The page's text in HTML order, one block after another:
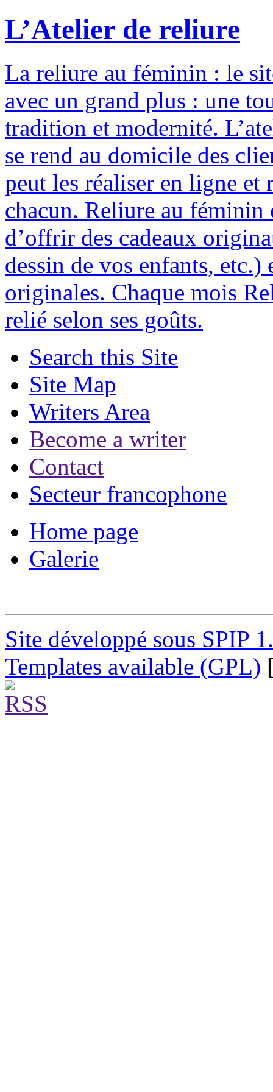
L’Atelier de reliure
La reliure au féminin : le
avec un grand plus : une
tradition et modernité.
se rend au domicile des
peut les réaliser en ligne et
chacun. Reliure au féminin
d’offrir des cadeaux
dessin de vos enfants,
originales. Chaque mois
relié selon ses goûts.
Search this Site
Site Map
Writers Area
Become a writer
Contact
Secteur francophone
Home page
Galerie
Site développé sous SPIP
Templates available (GPL)